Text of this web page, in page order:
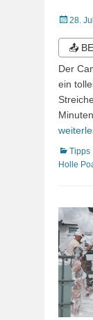
28.
📤
Der
ein
Tipps
Holle